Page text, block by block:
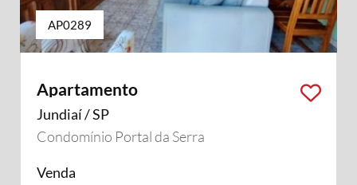
AP0289
Apartamento
Jundiaí / SP
Condomínio Portal da Serra
Venda